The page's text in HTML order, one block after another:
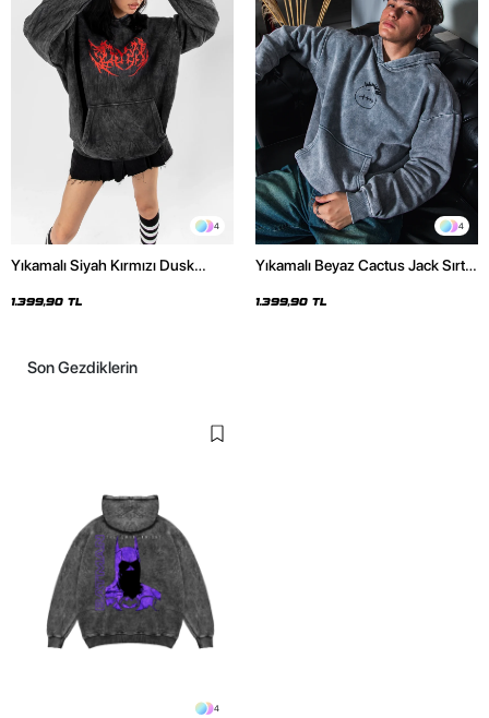
4
Yıkamalı Siyah Kırmızı Dusk
1.399,90 TL
4
Yıkamalı Beyaz Cactus Jack Sırt
1.399,90 TL
Son Gezdiklerin
4